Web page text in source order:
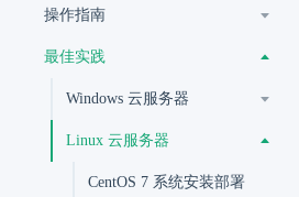
操作指南
最佳实践
Windows 云服务器
Linux 云服务器
CentOS 7 系统安装部署